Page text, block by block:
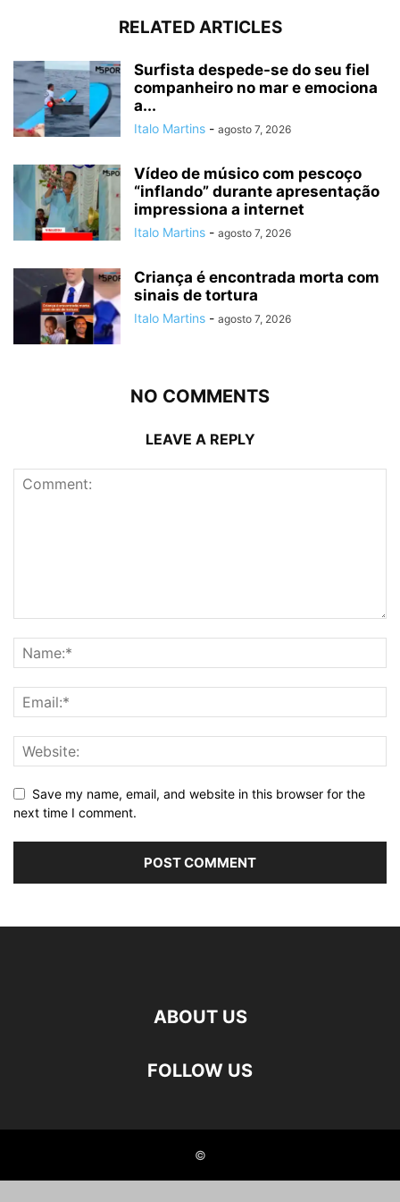
RELATED ARTICLES
Surfista despede-se do seu fiel
companheiro no mar e emociona
a...
Italo Martins - agosto 7, 2026
Vídeo de músico com pescoço
“inflando” durante apresentação
impressiona a internet
Italo Martins - agosto 7, 2026
Criança é encontrada morta com
sinais de tortura
Italo Martins - agosto 7, 2026
NO COMMENTS
LEAVE A REPLY
Save my name, email, and website in this browser for the
next time I comment.
ABOUT US
FOLLOW US
©